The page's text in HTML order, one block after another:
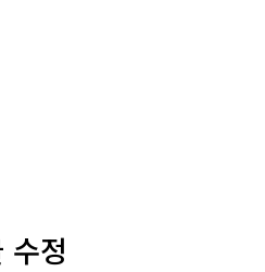
수정